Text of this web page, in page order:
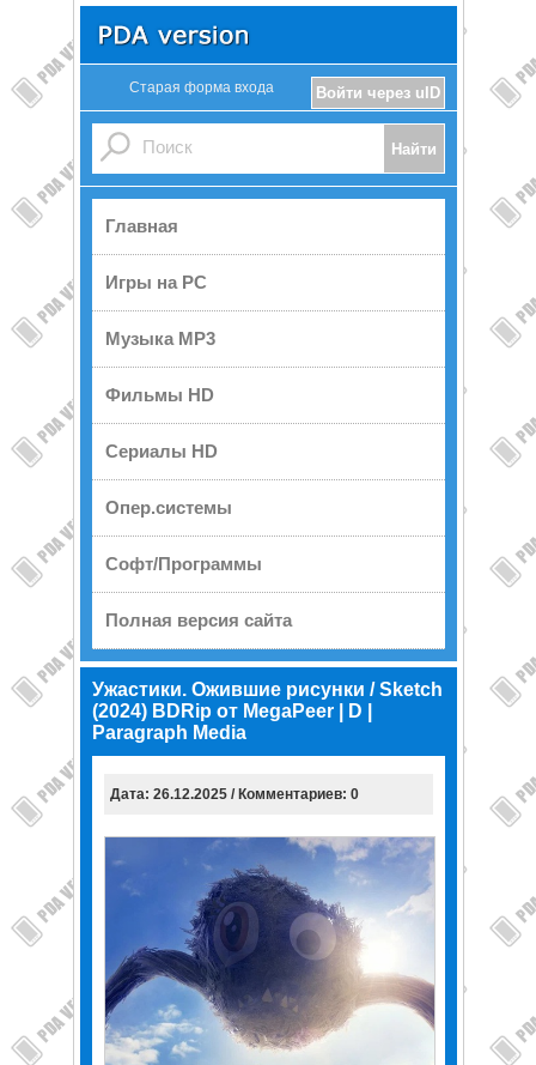
Войти через uID
Старая форма входа
Главная
Игры на PC
Музыка MP3
Фильмы HD
Сериалы HD
Опер.системы
Софт/Программы
Полная версия сайта
Ужастики. Ожившие рисунки / Sketch
(2024) BDRip от MegaPeer | D |
Paragraph Media
Дата: 26.12.2025 / Комментариев: 0